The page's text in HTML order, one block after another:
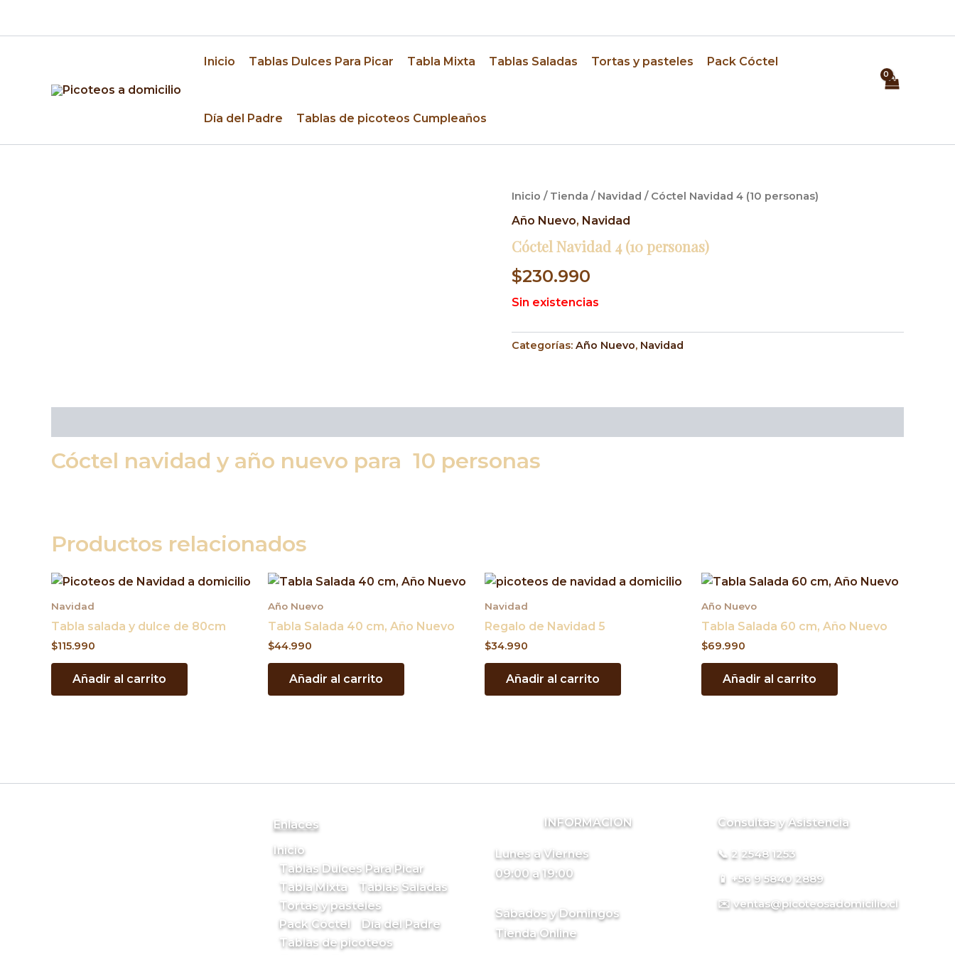
Inicio Tablas Dulces Para Picar Tabla Mixta Tablas Saladas Tortas y pasteles Pack Cóctel
Día del Padre Tablas de picoteos Cumpleaños
Inicio / Tienda / Navidad / Cóctel Navidad 4 (10 personas)
Año Nuevo, Navidad
Cóctel Navidad 4 (10 personas)
$230.990
Sin existencias
Categorías: Año Nuevo, Navidad
Cóctel navidad y año nuevo para 10 personas
Productos relacionados
Navidad
Tabla salada y dulce de 80cm
$115.990
Añadir al carrito
Año Nuevo
Tabla Salada 40 cm, Año Nuevo
$44.990
Añadir al carrito
Navidad
Regalo de Navidad 5
$34.990
Añadir al carrito
Año Nuevo
Tabla Salada 60 cm, Año Nuevo
$69.990
Añadir al carrito
Enlaces
Inicio
Tablas Dulces Para Picar
Tabla Mixta
Tablas Saladas
Tortas y pasteles
Pack Cóctel
Día del Padre
Tablas de picoteos
INFORMACION
Lunes a Viernes
09:00 a 19:00
Sábados y Domingos
Tienda Online
Consultas y Asistencia
📞 2 2548 1253
📱 +56 9 5840 2889
✉️ ventas@picoteosadomicilio.cl